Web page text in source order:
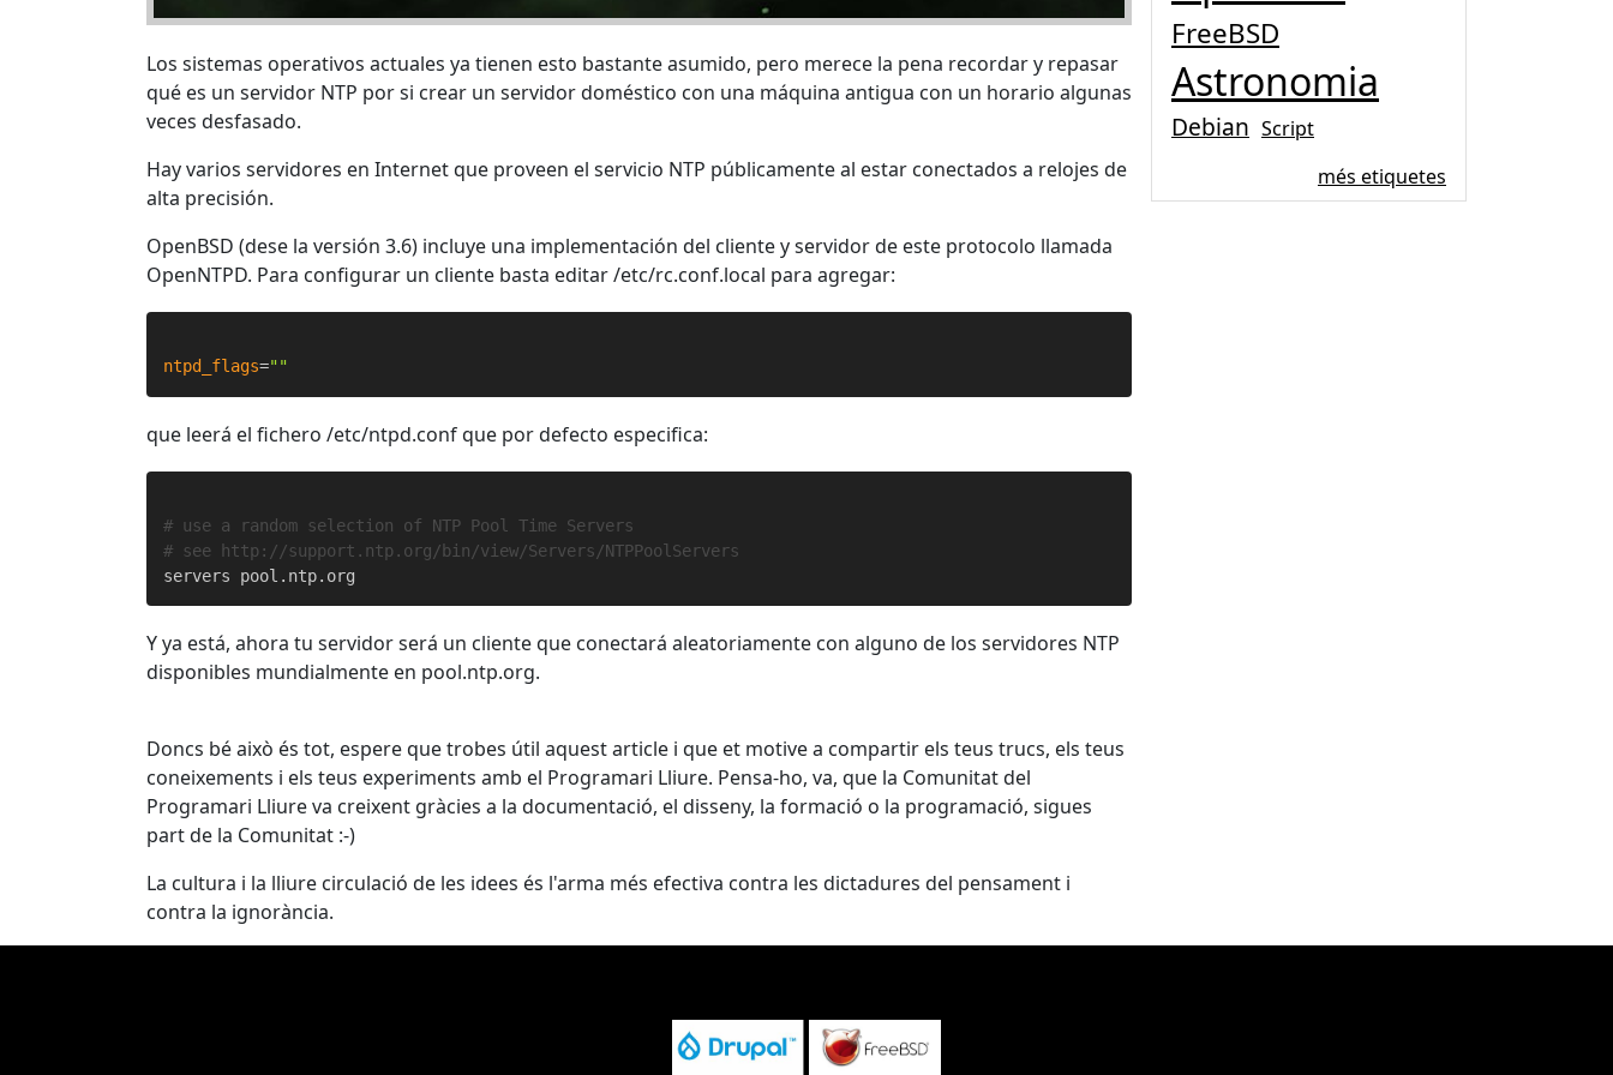
Los sistemas operativos actuales ya tienen esto bastante asumido, pero merece la pena recordar y repasar
qué es un servidor NTP por si crear un servidor doméstico con una máquina antigua con un horario algunas
veces desfasado.
Hay varios servidores en Internet que proveen el servicio NTP públicamente al estar conectados a relojes de
alta precisión.
OpenBSD (dese la versión 3.6) incluye una implementación del cliente y servidor de este protocolo llamada
OpenNTPD. Para configurar un cliente basta editar /etc/rc.conf.local para agregar:
ntpd_flags=""
que leerá el fichero /etc/ntpd.conf que por defecto especifica:
# use a random selection of NTP Pool Time Servers
# see http://support.ntp.org/bin/view/Servers/NTPPoolServers
Y ya está, ahora tu servidor será un cliente que conectará aleatoriamente con alguno de los servidores NTP
disponibles mundialmente en pool.ntp.org.
Doncs bé això és tot, espere que trobes útil aquest article i que et motive a compartir els teus trucs, els teus
coneixements i els teus experiments amb el Programari Lliure. Pensa-ho, va, que la Comunitat del
Programari Lliure va creixent gràcies a la documentació, el disseny, la formació o la programació, sigues
part de la Comunitat :-)
La cultura i la lliure circulació de les idees és l'arma més efectiva contra les dictadures del pensament i
contra la ignorància.
FreeBSD
Astronomia
Debian Script
més etiquetes